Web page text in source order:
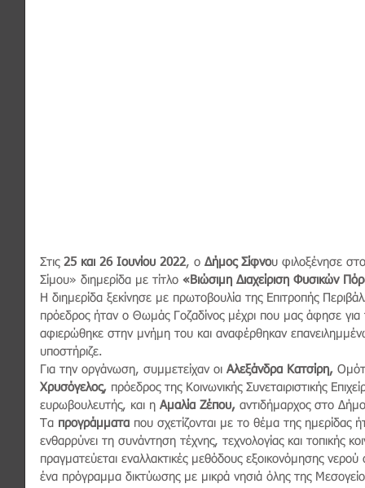
Στις 25 και 26 Ιουνίου 2022, ο Δήμος Σίφνου φιλοξένησε
Σίμου» διημερίδα με τίτλο «Βιώσιμη Διαχείριση Φυσικών
Η διημερίδα ξεκίνησε με πρωτοβουλία της Επιτροπής
πρόεδρος ήταν ο Θωμάς Γοζαδίνος μέχρι που μας άφησε για
αφιερώθηκε στην μνήμη του και αναφέρθηκαν
υποστήριζε.
Για την οργάνωση, συμμετείχαν οι Αλεξάνδρα Κατσίρη,
Χρυσόγελος, πρόεδρος της Κοινωνικής Συνεταιριστικής
ευρωβουλευτής, και η Αμαλία Ζέπου, αντιδήμαρχος στο
Τα προγράμματα που σχετίζονται με το θέμα της ημερίδας
ενθαρρύνει τη συνάντηση τέχνης, τεχνολογίας και τοπικής
πραγματεύεται εναλλακτικές μεθόδους εξοικονόμησης
ένα πρόγραμμα δικτύωσης με μικρά νησιά όλης της